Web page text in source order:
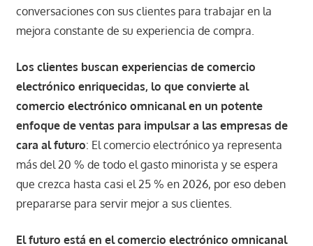
conversaciones con sus clientes para trabajar en la
mejora constante de su experiencia de compra.
Los clientes buscan experiencias de comercio
electrónico enriquecidas, lo que convierte al
comercio electrónico omnicanal en un potente
enfoque de ventas para impulsar a las empresas de
cara al futuro: El comercio electrónico ya representa
más del 20 % de todo el gasto minorista y se espera
que crezca hasta casi el 25 % en 2026, por eso deben
prepararse para servir mejor a sus clientes.
El futuro está en el comercio electrónico omnicanal